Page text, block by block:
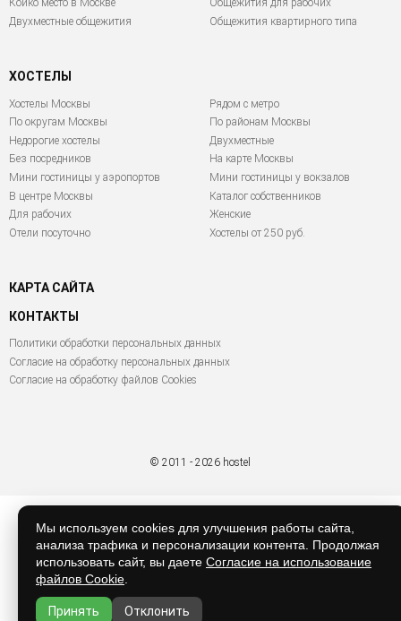
Койко место в Москве
Общежития для рабочих
Двухместные общежития
Общежития квартирного типа
ХОСТЕЛЫ
Хостелы Москвы
По округам Москвы
Недорогие хостелы
Без посредников
Мини гостиницы у аэропортов
В центре Москвы
Для рабочих
Отели посуточно
Рядом с метро
По районам Москвы
Двухместные
На карте Москвы
Мини гостиницы у вокзалов
Каталог собственников
Женские
Хостелы от 250 руб.
КАРТА САЙТА
КОНТАКТЫ
Политики обработки персональных данных
Согласие на обработку персональных данных
Согласие на обработку файлов Cookies
© 2011 - 2026 hostel
Мы используем cookies для улучшения работы сайта,
анализа трафика и персонализации контента. Продолжая
использовать сайт, вы даете Согласие на использование
файлов Cookie
Принять Отклонить